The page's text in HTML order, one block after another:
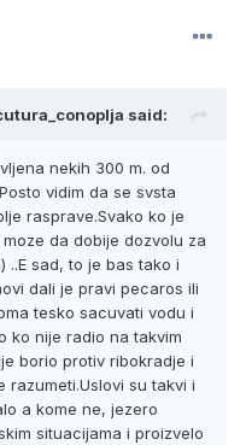
said:
nekih 300 m. od
vidim da se svsta
rasprave.Svako ko je
da dobije dozvolu za
sad, to je bas tako i
dali je pravi pecaros ili
tesko sacuvati vodu i
ko nije radio na takvim
borio protiv ribokradje i
su takvi i
a kome ne, jezero
situacijama i proizvelo